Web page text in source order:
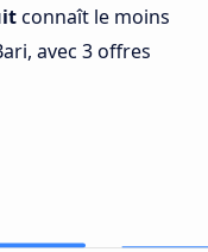
connaît le moins
avec 3 offres